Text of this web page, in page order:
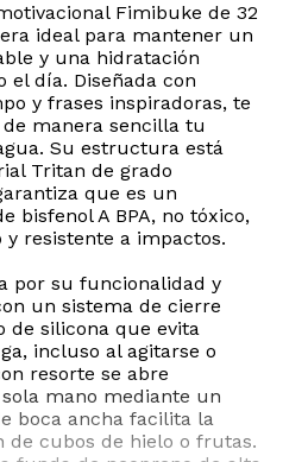
Fimibuke de 32
ideal para mantener un
y una hidratación
día. Diseñada con
y frases inspiradoras, te
manera sencilla tu
Su estructura está
Tritan de grado
que es un
bisfenol A BPA, no tóxico,
resistente a impactos.
por su funcionalidad y
un sistema de cierre
de silicona que evita
incluso al agitarse o
resorte se abre
mano mediante un
boca ancha facilita la
de cubos de hielo o frutas.